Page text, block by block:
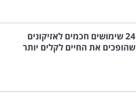
24 שימושים חכמים לאזיקונים
שהופכים את החיים לקלים יותר